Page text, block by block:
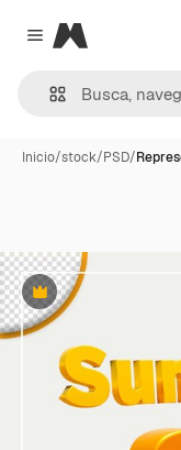
Close menu
Magnific
Inicio/stock/PSD/
Premium